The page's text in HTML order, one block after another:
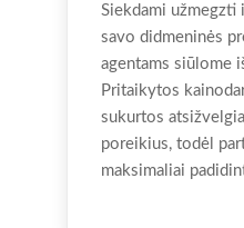
Siekdami užmegzti
savo didmeninės
agentams siūlome
Pritaikytos
sukurtos
poreikius, todėl
maksimaliai